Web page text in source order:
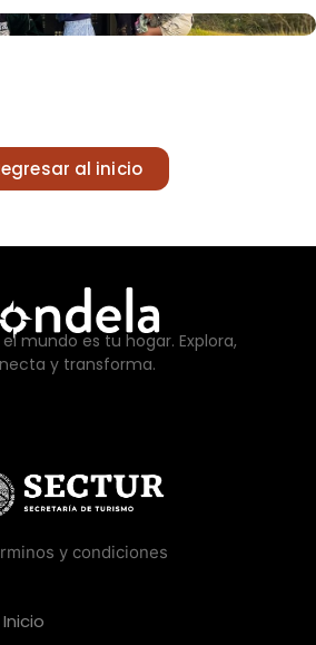
al inicio
mundo es tu hogar. Explora,
y transforma.
y condiciones
Inicio